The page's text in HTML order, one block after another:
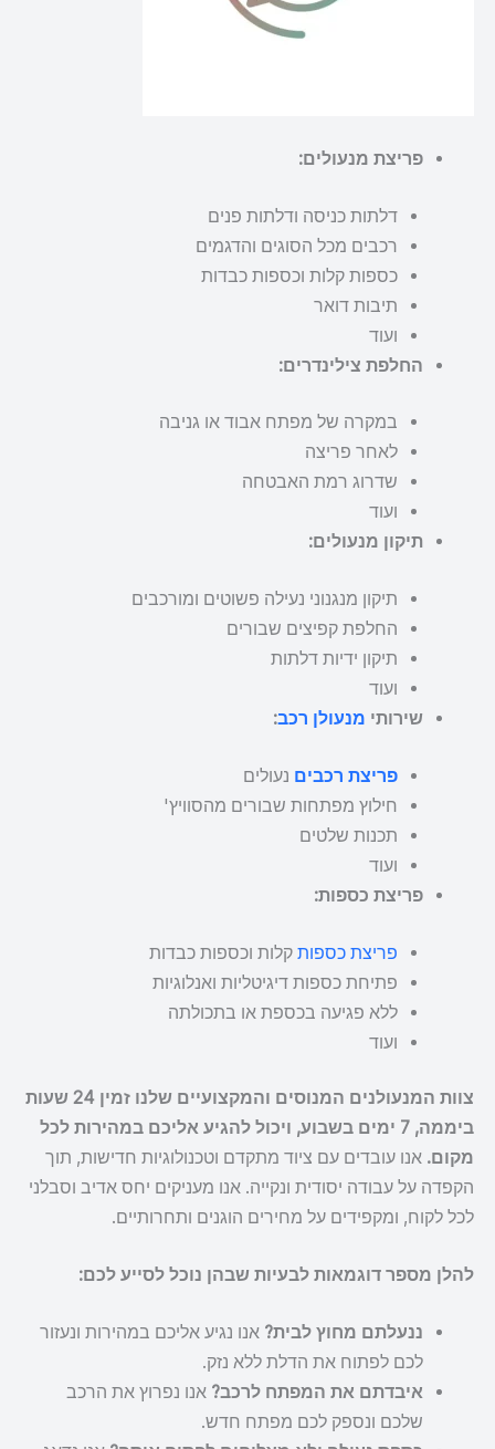
פריצת מנעולים:
דלתות כניסה ודלתות פנים
רכבים מכל הסוגים והדגמים
כספות קלות וכספות כבדות
תיבות דואר
ועוד
החלפת צילינדרים:
במקרה של מפתח אבוד או גניבה
לאחר פריצה
שדרוג רמת האבטחה
ועוד
תיקון מנעולים:
תיקון מנגנוני נעילה פשוטים ומורכבים
החלפת קפיצים שבורים
תיקון ידיות דלתות
ועוד
שירותי מנעולן רכב:
פריצת רכבים נעולים
חילוץ מפתחות שבורים מהסוויץ'
תכנות שלטים
ועוד
פריצת כספות:
פריצת כספות קלות וכספות כבדות
פתיחת כספות דיגיטליות ואנלוגיות
ללא פגיעה בכספת או בתכולתה
ועוד
צוות המנעולנים המנוסים והמקצועיים שלנו זמין 24 שעות
ביממה, 7 ימים בשבוע, ויכול להגיע אליכם במהירות לכל
מקום. אנו עובדים עם ציוד מתקדם וטכנולוגיות חדישות, תוך
הקפדה על עבודה יסודית ונקייה. אנו מעניקים יחס אדיב וסבלני
לכל לקוח, ומקפידים על מחירים הוגנים ותחרותיים.
להלן מספר דוגמאות לבעיות שבהן נוכל לסייע לכם:
ננעלתם מחוץ לבית? אנו נגיע אליכם במהירות ונעזור
לכם לפתוח את הדלת ללא נזק.
איבדתם את המפתח לרכב? אנו נפרוץ את הרכב
שלכם ונספק לכם מפתח חדש.